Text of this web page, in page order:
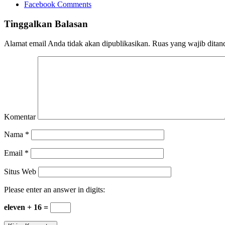
Facebook Comments
Tinggalkan Balasan
Alamat email Anda tidak akan dipublikasikan. Ruas yang wajib
Komentar
Nama *
Email *
Situs Web
Please enter an answer in digits:
eleven + 16 =